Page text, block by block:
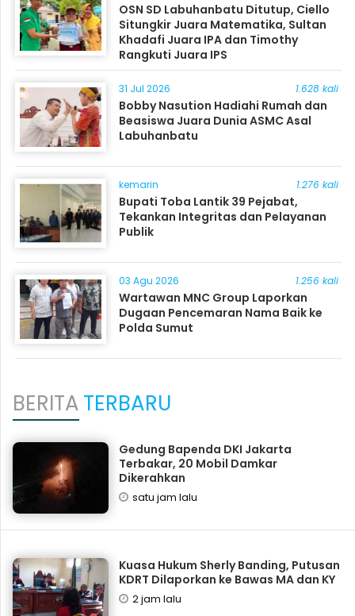
OSN SD Labuhanbatu Ditutup, Ciello
Situngkir Juara Matematika, Sultan
Khadafi Juara IPA dan Timothy
Rangkuti Juara IPS
31 Jul 2026 1.628 kali
Bobby Nasution Hadiahi Rumah dan
Beasiswa Juara Dunia ASMC Asal
Labuhanbatu
kemarin 1.276 kali
Bupati Toba Lantik 39 Pejabat,
Tekankan Integritas dan Pelayanan
Publik
03 Agu 2026 1.256 kali
Wartawan MNC Group Laporkan
Dugaan Pencemaran Nama Baik ke
Polda Sumut
BERITATERBARU
Gedung Bapenda DKI Jakarta
Terbakar, 20 Mobil Damkar
Dikerahkan
satu jam lalu
Kuasa Hukum Sherly Banding, Putusan
KDRT Dilaporkan ke Bawas MA dan KY
2 jam lalu